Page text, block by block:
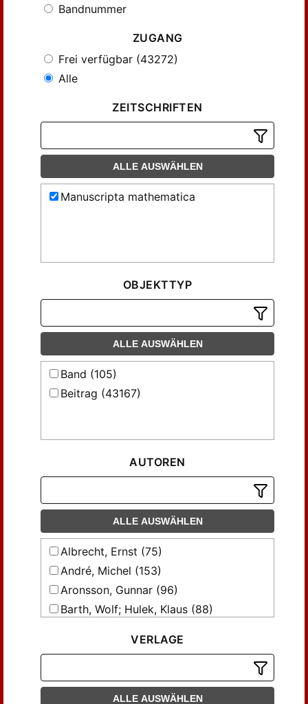
Bandnummer
ZUGANG
Frei verfügbar (43272)
Alle
ZEITSCHRIFTEN
ALLE AUSWÄHLEN
Manuscripta mathematica
OBJEKTTYP
ALLE AUSWÄHLEN
Band (105)
Beitrag (43167)
AUTOREN
ALLE AUSWÄHLEN
Albrecht, Ernst (75)
André, Michel (153)
Aronsson, Gunnar (96)
Barth, Wolf; Hulek, Klaus (88)
Basarab, Serban A. (100)
Brega, Alfredo; Tirao, Juan (60)
VERLAGE
ALLE AUSWÄHLEN